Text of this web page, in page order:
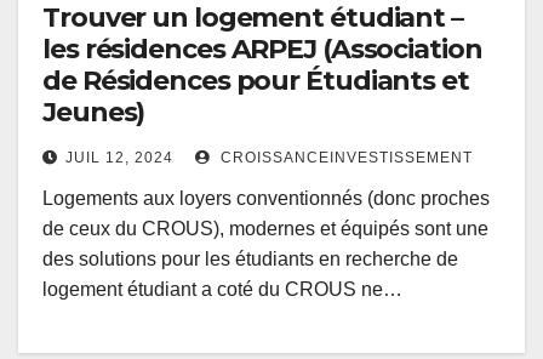
Trouver un logement étudiant –
les résidences ARPEJ (Association
de Résidences pour Étudiants et
Jeunes)
JUIL 12, 2024 CROISSANCEINVESTISSEMENT
Logements aux loyers conventionnés (donc proches
de ceux du CROUS), modernes et équipés sont une
des solutions pour les étudiants en recherche de
logement étudiant a coté du CROUS ne…